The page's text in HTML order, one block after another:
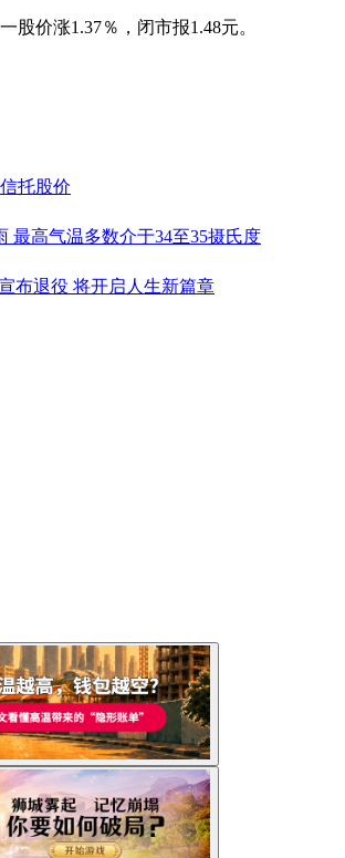
股价涨1.37％，闭市报1.48元。
托股价
最高气温多数介于34至35摄氏度
布退役 将开启人生新篇章